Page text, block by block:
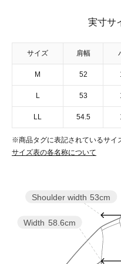
実寸サ
サイズ 肩幅
M 52
L 53
LL 54.5
※商品タグに表記されているサイ
サイズ表の各名称について
Width 58.6cm
Shoulder width 53cm